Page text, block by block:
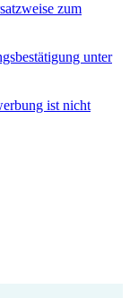
zum
unter
ist nicht